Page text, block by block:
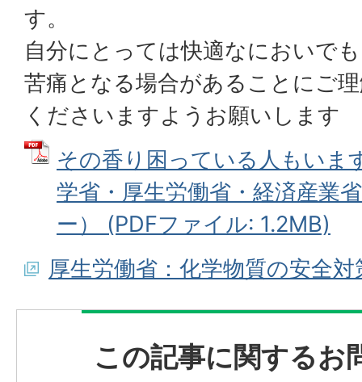
す。
自分にとっては快適なにおいで
苦痛となる場合があることにご
くださいますようお願いします
その香り困っている人もいま
学省・厚生労働省・経済産業
ー） (PDFファイル: 1.2MB)
厚生労働省：化学物質の安全
この記事に関するお